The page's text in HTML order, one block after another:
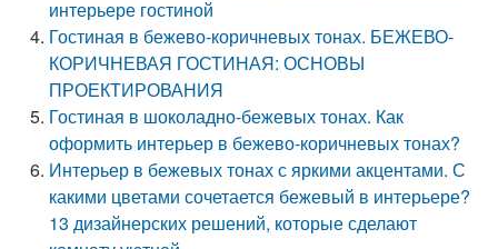
интерьере гостиной
Гостиная в бежево-коричневых тонах. БЕЖЕВО-
КОРИЧНЕВАЯ ГОСТИНАЯ: ОСНОВЫ
ПРОЕКТИРОВАНИЯ
Гостиная в шоколадно-бежевых тонах. Как
оформить интерьер в бежево-коричневых тонах?
Интерьер в бежевых тонах с яркими акцентами. С
какими цветами сочетается бежевый в интерьере?
13 дизайнерских решений, которые сделают